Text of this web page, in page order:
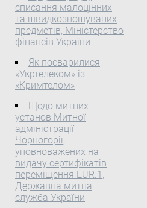
Одександр Хутняк,
переконаний для
профілактики дитячого
травматизму ...
списання малоцінних
та швидкозношуваних
предметів, Міністерство
фінансів України
Як посварилися
«Укртелеком» із
«Кримтелом»
Щодо митних
установ Митної
адміністрації
Чорногорії,
уповноважених на
видачу сертифікатів
переміщення EUR.1,
Державна митна
служба України